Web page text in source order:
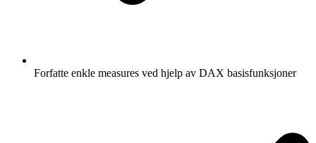
Forfatte enkle measures ved hjelp av DAX basisfunksjoner